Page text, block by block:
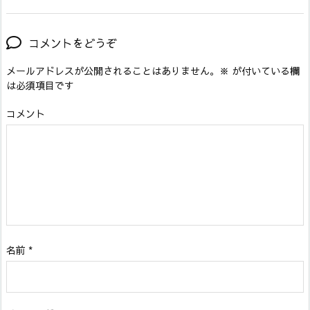
コメントをどうぞ
メールアドレスが公開されることはありません。 ※ が付いている欄
は必須項目です
コメント
名前 *